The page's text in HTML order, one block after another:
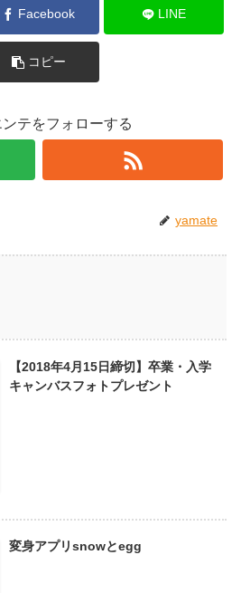
Facebook LINE
コピー
テをフォローする
yamate
【2018年4月15日締切】卒業・入学
キャンバスフォトプレゼント
変身アプリsnowとegg